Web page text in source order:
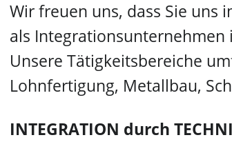
Wir freuen uns, dass Sie uns
als
Unsere Tätigkeitsbereiche
Lohnfertigung, Metallbau,
INTEGRATION durch